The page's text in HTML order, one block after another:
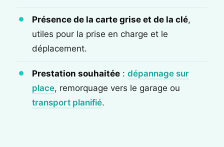
Présence de la carte grise et de la clé,
utiles pour la prise en charge et le
déplacement.
Prestation souhaitée : dépannage sur
place, remorquage vers le garage ou
transport planifié.